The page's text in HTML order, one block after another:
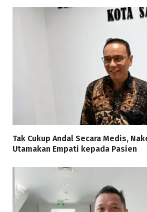
Tak Cukup Andal Secara Medis,
Utamakan Empati kepada Pasien